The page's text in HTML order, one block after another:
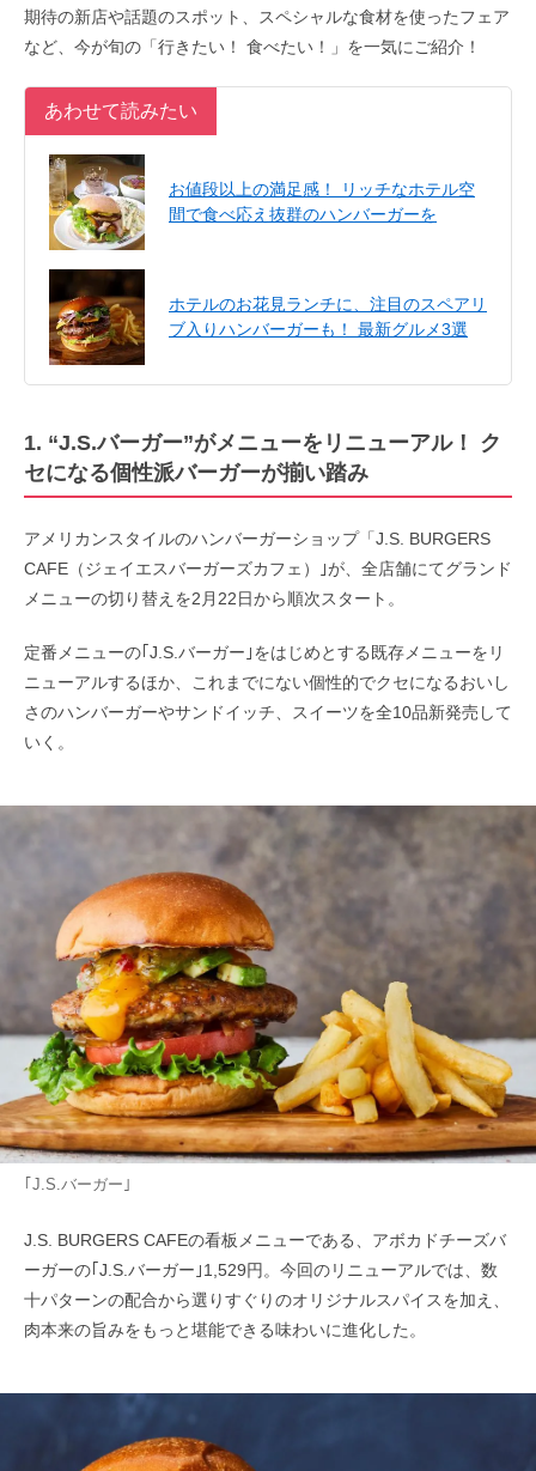
期待の新店や話題のスポット、スペシャルな食材を使ったフェア
など、今が旬の「行きたい！ 食べたい！」を一気にご紹介！
あわせて読みたい
お値段以上の満足感！ リッチなホテル空
間で食べ応え抜群のハンバーガーを
ホテルのお花見ランチに、注目のスペアリ
ブ入りハンバーガーも！ 最新グルメ3選
1. “J.S.バーガー”がメニューをリニューアル！ ク
セになる個性派バーガーが揃い踏み
アメリカンスタイルのハンバーガーショップ「J.S. BURGERS
CAFE（ジェイエスバーガーズカフェ）｣が、全店舗にてグランド
メニューの切り替えを2月22日から順次スタート。
定番メニューの｢J.S.バーガー｣をはじめとする既存メニューをリ
ニューアルするほか、これまでにない個性的でクセになるおいし
さのハンバーガーやサンドイッチ、スイーツを全10品新発売して
いく。
｢J.S.バーガー｣
J.S. BURGERS CAFEの看板メニューである、アボカドチーズバ
ーガーの｢J.S.バーガー｣1,529円。今回のリニューアルでは、数
十パターンの配合から選りすぐりのオリジナルスパイスを加え、
肉本来の旨みをもっと堪能できる味わいに進化した。